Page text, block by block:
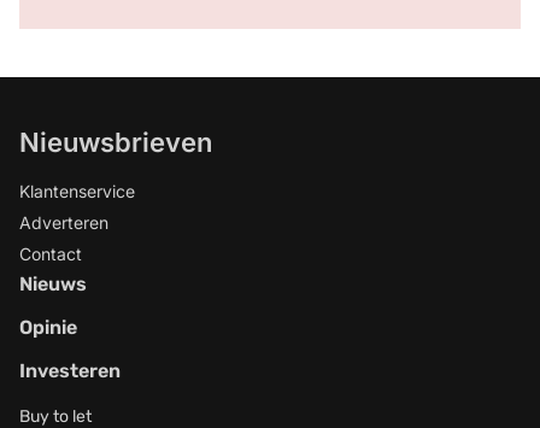
Nieuwsbrieven
Klantenservice
Adverteren
Contact
Nieuws
Opinie
Investeren
Buy to let